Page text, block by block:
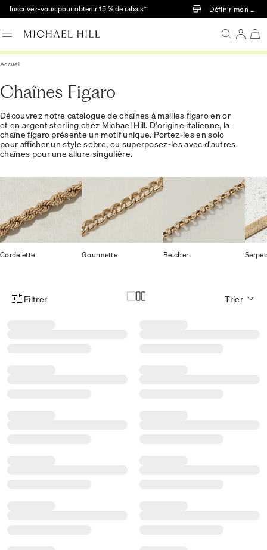
Passer au contenu principal
Inscrivez-vous pour obtenir 15 % de rabais† Définir mon
Accueil
Chaînes Figaro
Découvrez notre catalogue de chaînes à mailles figaro en or
et en argent sterling chez Michael Hill. D'origine italienne, la
chaîne figaro présente un motif unique. Portez-les en solo
pour afficher un style sobre, ou superposez-les avec d'autres
chaînes pour une allure singulière.
Cordelette Gourmette Belcher
Menu des filtres d'articles
Filtrer Trier